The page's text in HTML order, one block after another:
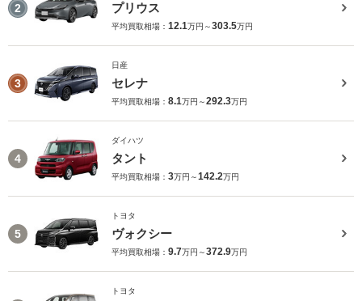
2 プリウス
平均買取相場： 12.1万円～303.5万円
3
日産
セレナ
平均買取相場： 8.1万円～292.3万円
4
ダイハツ
タント
平均買取相場： 3万円～142.2万円
5
トヨタ
ヴォクシー
平均買取相場： 9.7万円～372.9万円
トヨタ